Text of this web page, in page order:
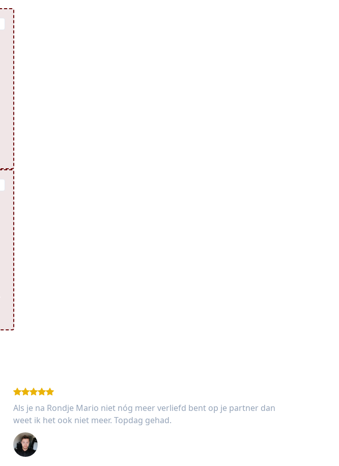
Als je na Rondje Mario niet nóg meer verliefd bent op je partner dan
weet ik het ook niet meer. Topdag gehad.